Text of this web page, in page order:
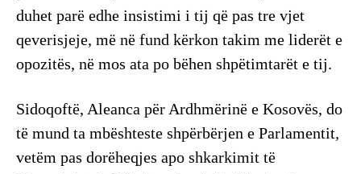
duhet parë edhe insistimi i tij që pas tre vjet
qeverisjeje, më në fund kërkon takim me liderët e
opozitës, në mos ata po bëhen shpëtimtarët e tij.
Sidoqoftë, Aleanca për Ardhmërinë e Kosovës, do
të mund ta mbështeste shpërbërjen e Parlamentit,
vetëm pas dorëheqjes apo shkarkimit të